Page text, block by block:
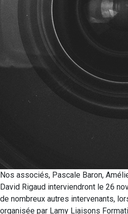
Nos associés, Pascale Baron,
David Rigaud interviendront le 26
de nombreux autres intervenants,
organisée par Lamy Liaisons